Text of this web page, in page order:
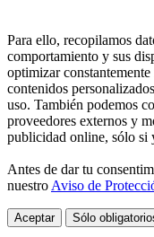
Para ello, recopilamos
comportamiento y sus
optimizar
contenidos
uso. También podemos
proveedores externos y
publicidad online, sólo si
Antes de dar tu
nuestro Aviso de
Aceptar Sólo